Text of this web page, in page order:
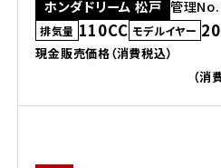
ホンダドリーム 松戸 管理
排気量 110CC モデルイヤー
現金販売価格（消費税込）
（